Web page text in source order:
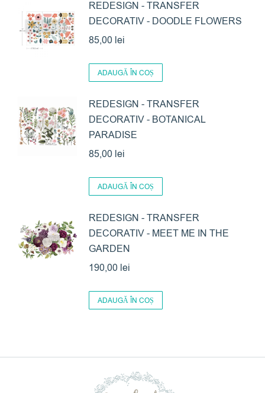
REDESIGN - TRANSFER
DECORATIV - DOODLE FLOWERS
85,00 lei
ADAUGĂ ÎN COȘ
REDESIGN - TRANSFER
DECORATIV - BOTANICAL
PARADISE
85,00 lei
ADAUGĂ ÎN COȘ
REDESIGN - TRANSFER
DECORATIV - MEET ME IN THE
GARDEN
190,00 lei
ADAUGĂ ÎN COȘ